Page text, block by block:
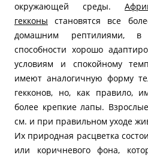
окружающей среды.
гекконы становятся все
домашним рептилиями, в
способности хорошо
условиям и спокойному
имеют аналогичную форму
гекконов, но, как правило,
более крепкие лапы.
см. и при правильном уходе
Их природная расцветка
или коричневого фона,